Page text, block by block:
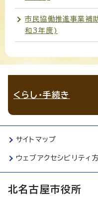
市民協働推進事業補
和3年度)
くらし・手続き
サイトマップ
ウェブアクセシビリティ
北名古屋市役所